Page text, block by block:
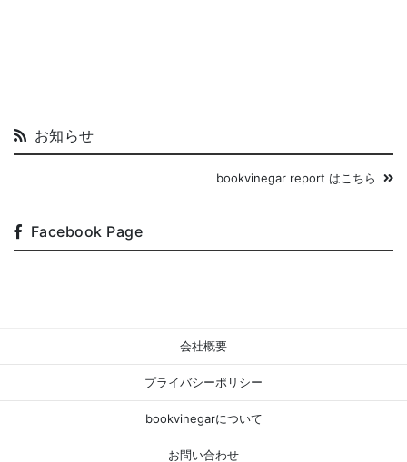
お知らせ
bookvinegar report はこちら
Facebook Page
会社概要
プライバシーポリシー
bookvinegarについて
お問い合わせ